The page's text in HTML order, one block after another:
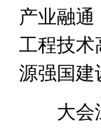
产业融
工程技术
源强国建
大会深